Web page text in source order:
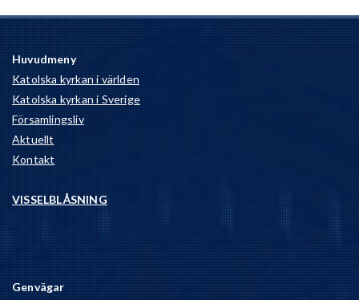
Huvudmeny
Katolska kyrkan i världen
Katolska kyrkan i Sverige
Församlingsliv
Aktuellt
Kontakt
VISSELBLÅSNING
Genvägar